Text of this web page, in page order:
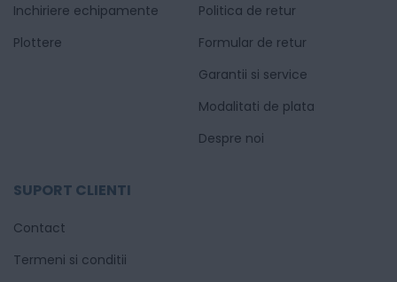
Inchiriere echipamente
Plottere
Politica de retur
Formular de retur
Garantii si service
Modalitati de plata
Despre noi
SUPORT CLIENTI
Contact
Termeni si conditii